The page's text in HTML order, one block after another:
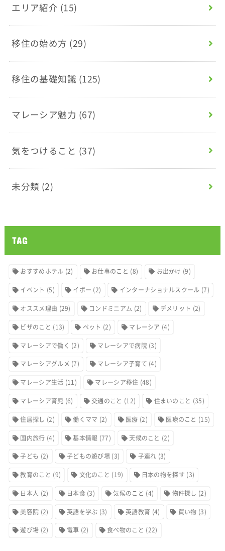
エリア紹介 (15)
移住の始め方 (29)
移住の基礎知識 (125)
マレーシア魅力 (67)
気をつけること (37)
未分類 (2)
TAG
おすすめホテル (2) お仕事のこと (8) お出かけ (9)
イベント (5) イポー (2) インターナショナルスクール (7)
オススメ理由 (29) コンドミニアム (2) デメリット (2)
ビザのこと (13) ペット (2) マレーシア (4)
マレーシアで働く (2) マレーシアで病院(3)
マレーシアグルメ (7) マレーシア子育て (4)
マレーシア生活 (11) マレーシア移住 (48)
マレーシア育児 (6) 交通のこと (12) 住まいのこと (35)
住居探し (2) 働くママ (2) 医療 (2) 医療のこと (15)
国内旅行 (4) 基本情報 (77) 天候のこと (2)
子ども (2) 子どもの遊び場 (3) 子連れ (3)
教育のこと (9) 文化のこと (19) 日本の物を探す (3)
日本人 (2) 日本食(3) 気候のこと (4) 物件探し (2)
美容院 (2) 英語を学ぶ (3) 英語教育 (4) 買い物 (3)
遊び場 (2) 電車 (2) 食べ物のこと (22)